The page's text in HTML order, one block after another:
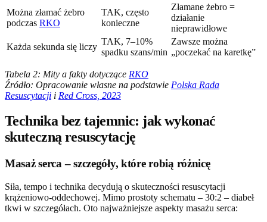
Można złamać żebro
podczas RKO
TAK, często
konieczne
Złamane żebro =
działanie
nieprawidłowe
Każda sekunda się liczy
TAK, 7–10%
spadku szans/min
Zawsze można
„poczekać na karetkę”
Tabela 2: Mity a fakty dotyczące RKO
Źródło: Opracowanie własne na podstawie Polska Rada
Resuscytacji i Red Cross, 2023
Technika bez tajemnic: jak wykonać
skuteczną resuscytację
Masaż serca – szczegóły, które robią różnicę
Siła, tempo i technika decydują o skuteczności resuscytacji
krążeniowo-oddechowej. Mimo prostoty schematu – 30:2 – diabeł
tkwi w szczegółach. Oto najważniejsze aspekty masażu serca: